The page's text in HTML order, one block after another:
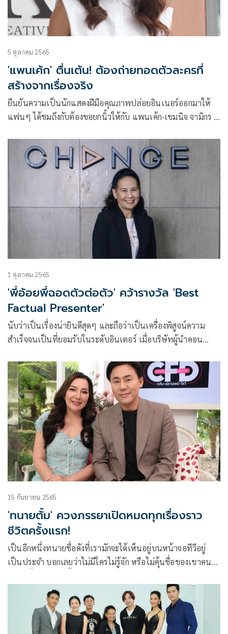
5 ตุลาคม 2565
'แพนเค้ก' ตื่นเต้น! ต้องถ่ายทอดตัวละครที่
สร้างจากเรื่องจริง
ยืนยันความเป็นนักแสดงฝีมือคุณภาพปล่อยอินเนอร์ออกมาให้
แฟนๆ ได้ชมถึงกับต้องขอยกนิ้วให้กับ แพนเค้ก-เขมนิจ จามิกร ที่
THE SERIES 14 LOVE&BELIEF ตอน ทะเบียนสมรส ผลิตโดย
CHANGE2561
1 ตุลาคม 2565
'พี่อ้อยพี่ฉอดตัวต่อตัว' คว้ารางวัล 'Best
Factual Presenter'
นับว่าเป็นเรื่องน่ายินดีสุดๆ และถือว่าเป็นเครื่องพิสูจน์ความ
สำเร็จจนเป็นที่ยอมรับในระดับอินเตอร์ เมื่อบริษัทผู้นำคอน
อย่างดีเยี่ยม
15 กันยายน 2565
'ทนายตั้ม' ควงภรรยาเปิดหมดทุกเรื่องราว
ชีวิตครั้งแรก!
เป็นอีกหนึ่งทนายชื่อดังที่เรามักจะได้เห็นอยู่บนหน้าจอทีวีอยู่
เป็นประจำ บอกเลยว่าไม่มีใครไม่รู้จัก หรือไม่คุ้นชื่อของเขาคนนี้
ๆ มาแล้วหลายคดี โดยเฉพาะคดีของเหล่าดาราที่มักจะปรึกษา
ทนายตั้มอยู่บ่อยๆ